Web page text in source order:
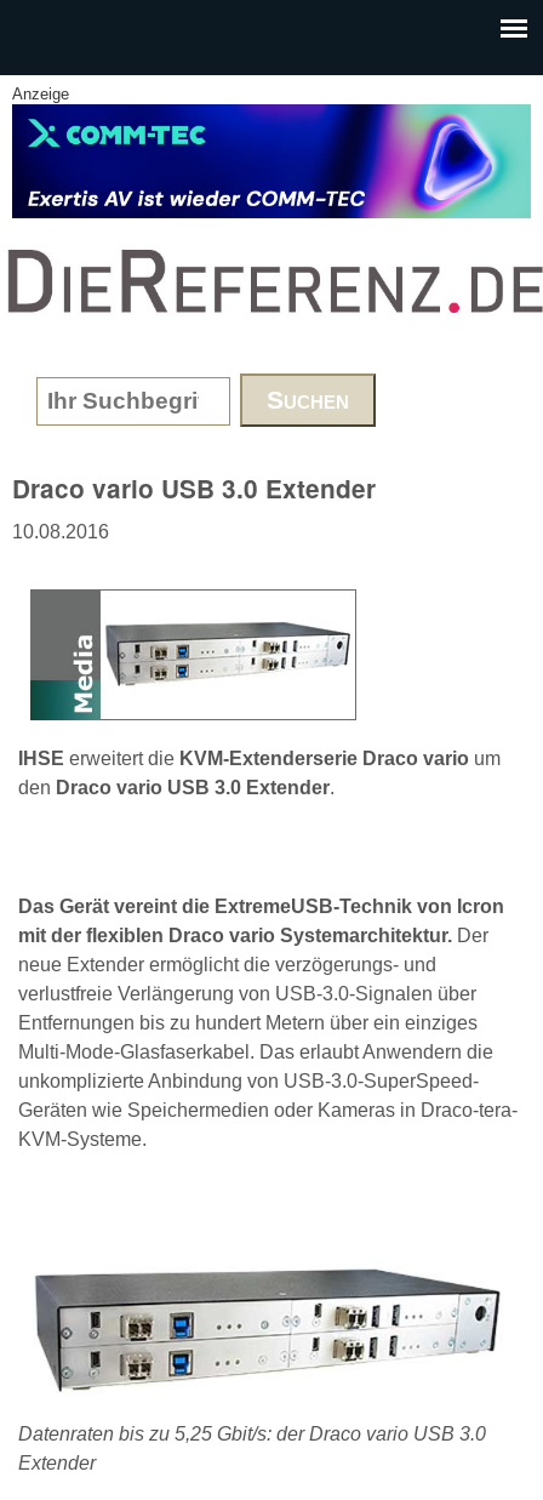
Anzeige
www.DieReferenz.de
Search form
Draco vario USB 3.0 Extender
10.08.2016
IHSE erweitert die KVM-Extenderserie Draco vario um
den Draco vario USB 3.0 Extender.
Das Gerät vereint die ExtremeUSB-Technik von Icron
mit der flexiblen Draco vario Systemarchitektur. Der
neue Extender ermöglicht die verzögerungs- und
verlustfreie Verlängerung von USB-3.0-Signalen über
Entfernungen bis zu hundert Metern über ein einziges
Multi-Mode-Glasfaserkabel. Das erlaubt Anwendern die
unkomplizierte Anbindung von USB-3.0-SuperSpeed-
Geräten wie Speichermedien oder Kameras in Draco-tera-
KVM-Systeme.
Datenraten bis zu 5,25 Gbit/s: der Draco vario USB 3.0
Extender